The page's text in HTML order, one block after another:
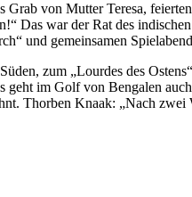
Grab von Mutter Teresa,
Das war der Rat des
und gemeinsamen
zum „Lourdes des
geht im Golf von Bengalen
Thorben Knaak: „Nach